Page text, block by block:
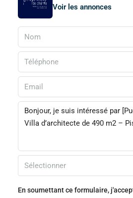
Voir les annonces
Sélectionner
En soumettant ce formulaire,